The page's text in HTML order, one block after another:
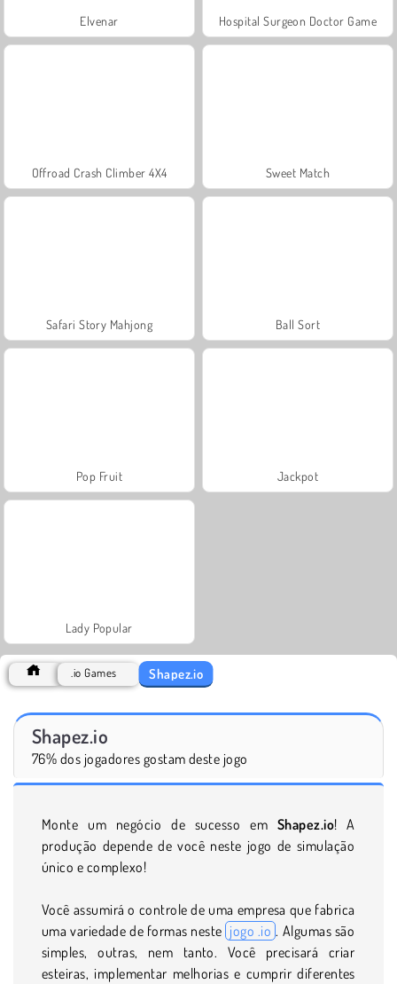
Elvenar Hospital Surgeon Doctor Game
Offroad Crash Climber 4X4 Sweet Match
Safari Story Mahjong Ball Sort
Pop Fruit Jackpot
Lady Popular
.io Games Shapez.io
Shapez.io
76% dos jogadores gostam deste jogo
Monte um negócio de sucesso em Shapez.io! A
produção depende de você neste jogo de simulação
único e complexo!
Você assumirá o controle de uma empresa que fabrica
uma variedade de formas neste jogo .io . Algumas são
simples, outras, nem tanto. Você precisará criar
esteiras, implementar melhorias e cumprir diferentes